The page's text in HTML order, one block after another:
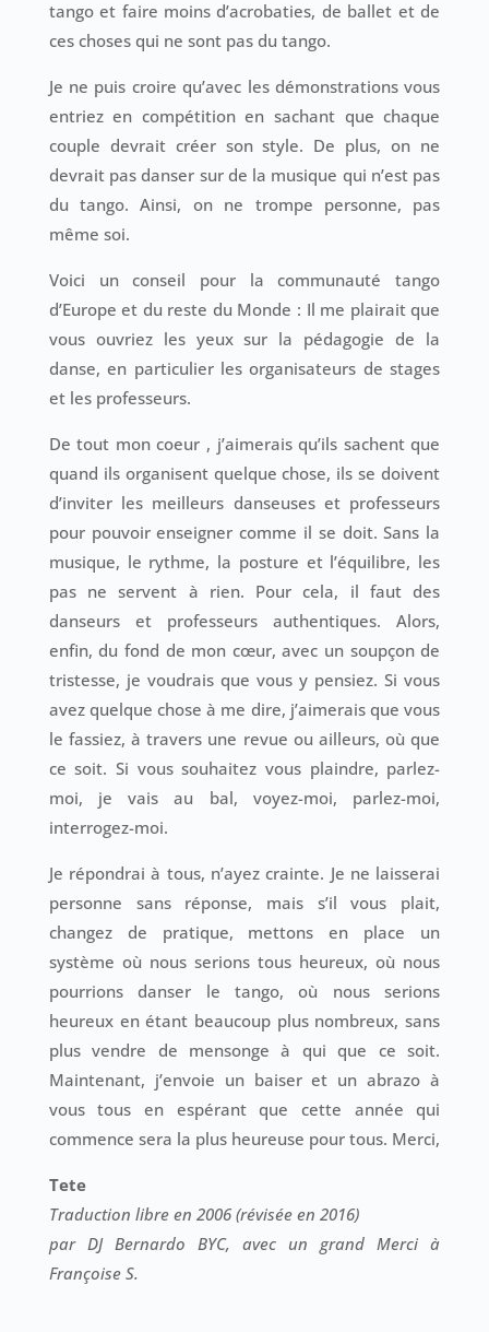
tango et faire moins d’acrobaties, de ballet et de
ces choses qui ne sont pas du tango.
Je ne puis croire qu’avec les démonstrations vous
entriez en compétition en sachant que chaque
couple devrait créer son style. De plus, on ne
devrait pas danser sur de la musique qui n’est pas
du tango. Ainsi, on ne trompe personne, pas
même soi.
Voici un conseil pour la communauté tango
d’Europe et du reste du Monde : Il me plairait que
vous ouvriez les yeux sur la pédagogie de la
danse, en particulier les organisateurs de stages
et les professeurs.
De tout mon coeur , j’aimerais qu’ils sachent que
quand ils organisent quelque chose, ils se doivent
d’inviter les meilleurs danseuses et professeurs
pour pouvoir enseigner comme il se doit. Sans la
musique, le rythme, la posture et l’équilibre, les
pas ne servent à rien. Pour cela, il faut des
danseurs et professeurs authentiques. Alors,
enfin, du fond de mon cœur, avec un soupçon de
tristesse, je voudrais que vous y pensiez. Si vous
avez quelque chose à me dire, j’aimerais que vous
le fassiez, à travers une revue ou ailleurs, où que
ce soit. Si vous souhaitez vous plaindre, parlez-
moi, je vais au bal, voyez-moi, parlez-moi,
interrogez-moi.
Je répondrai à tous, n’ayez crainte. Je ne laisserai
personne sans réponse, mais s’il vous plait,
changez de pratique, mettons en place un
système où nous serions tous heureux, où nous
pourrions danser le tango, où nous serions
heureux en étant beaucoup plus nombreux, sans
plus vendre de mensonge à qui que ce soit.
Maintenant, j’envoie un baiser et un abrazo à
vous tous en espérant que cette année qui
commence sera la plus heureuse pour tous. Merci,
Tete
Traduction libre en 2006 (révisée en 2016)
par DJ Bernardo BYC, avec un grand Merci à
Françoise S.